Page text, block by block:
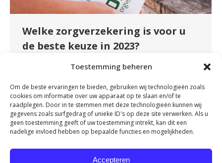
Toestemming beheren
Om de beste ervaringen te bieden, gebruiken wij technologieën zoals
cookies om informatie over uw apparaat op te slaan en/of te
raadplegen. Door in te stemmen met deze technologieën kunnen wij
gegevens zoals surfgedrag of unieke ID's op deze site verwerken. Als u
geen toestemming geeft of uw toestemming intrekt, kan dit een
nadelige invloed hebben op bepaalde functies en mogelijkheden.
Accepteren
Welke zorgverzekering is voor u
de beste keuze in 2023?
By admin december 24, 2022
voor een andere zorgverzekering of een ander
verzekeringspakket. Maar hoe weet u nu welke
verzekering voor u de beste keuze is? Wist u
dat de meeste behandelingen fysiotherapie